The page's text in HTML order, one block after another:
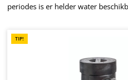
periodes is er helder water
TIP!